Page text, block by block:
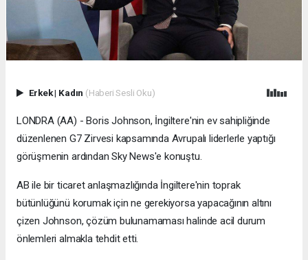
Erkek| Kadın (Haberi Sesli Oku)
LONDRA (AA) - Boris Johnson, İngiltere'nin ev sahipliğinde
düzenlenen G7 Zirvesi kapsamında Avrupalı liderlerle yaptığı
görüşmenin ardından Sky News'e konuştu.
AB ile bir ticaret anlaşmazlığında İngiltere'nin toprak
bütünlüğünü korumak için ne gerekiyorsa yapacağının altını
çizen Johnson, çözüm bulunamaması halinde acil durum
önlemleri almakla tehdit etti.